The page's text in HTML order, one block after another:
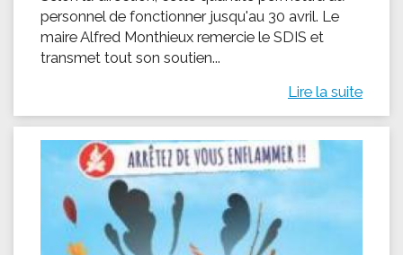
personnel de fonctionner jusqu'au 30 avril. Le
maire Alfred Monthieux remercie le SDIS et
transmet tout son soutien...
Lire la suite